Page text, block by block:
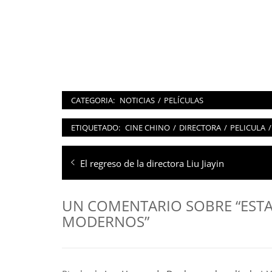
CATEGORIA: NOTICIAS / PELÍCULAS
ETIQUETADO: CINE CHINO / DIRECTORA / PELICULA /
Navegación
de
entradas
Entrada
anterior:
El regreso de la directora Liu Jiayin
UN COMENTARIO SOBRE
MODERNOS”